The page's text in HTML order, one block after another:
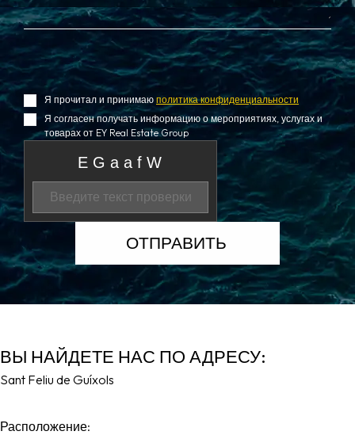
Я прочитал и принимаю политика конфиденциальности
Я согласен получать информацию о мероприятиях, услугах и
товарах от EY Real Estate Group
ВЫ НАЙДЕТЕ НАС ПО АДРЕСУ:
Sant Feliu de Guíxols
Расположение: